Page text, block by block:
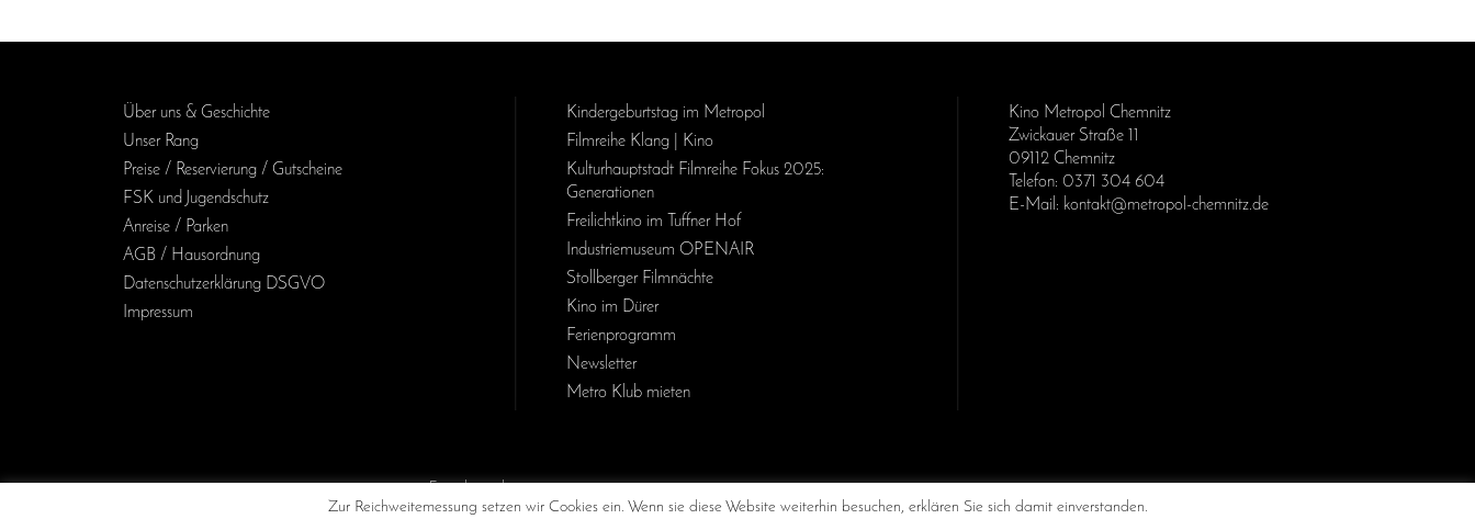
Über uns & Geschichte
Unser Rang
Preise / Reservierung / Gutscheine
FSK und Jugendschutz
Anreise / Parken
AGB / Haus­ordnung
Daten­schutz­erklärung DSGVO
Impressum
Kinder­geburts­tag im Metropol
Filmreihe Klang | Kino
Kulturhauptstadt Filmreihe Fokus 2025:
Generationen
Freilichtkino im Tuffner Hof
Industriemuseum OPENAIR
Stollberger Filmnächte
Kino im Dürer
Ferienprogramm
Newsletter
Metro Klub mieten
Kino Metropol Chemnitz
Zwickauer Straße 11
09112 Chemnitz
Telefon: 0371 304 604
E-Mail: kontakt@metropol-chemnitz.de
/KinoMetropolChemnitz @chemnitzkinometropol Metropol Chemnitz
Zur Reichweitemessung setzen wir Cookies ein. Wenn sie diese Website weiterhin besuchen, erklären Sie sich damit einverstanden.